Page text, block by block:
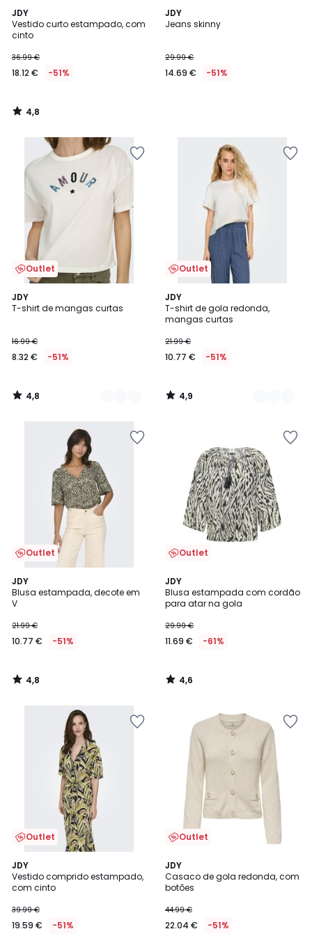
JDY
Vestido curto estampado, com
cinto
36.99 €
18.12 € -51%
4,8
/ 5
4,8
/
JDY
Jeans skinny
29.99 €
14.69 € -51%
Outlet
JDY
T-shirt de mangas curtas
16.99 €
8.32 € -51%
4,8
/ 5
2
Cores
4,8
/
Outlet
JDY
T-shirt de gola redonda,
mangas curtas
21.99 €
10.77 € -51%
4,9
/ 5
3
Cores
4,9
/
Outlet
JDY
Blusa estampada, decote em
V
21.99 €
10.77 € -51%
4,8
/ 5
4,8
/
Outlet
JDY
Blusa estampada com cordão
para atar na gola
29.99 €
11.69 € -61%
4,6
/ 5
4,6
/
Outlet
JDY
Vestido comprido estampado,
com cinto
39.99 €
19.59 € -51%
4,8
/ 5
Outlet
JDY
Casaco de gola redonda, com
botões
44.99 €
22.04 € -51%
4,3
/ 5